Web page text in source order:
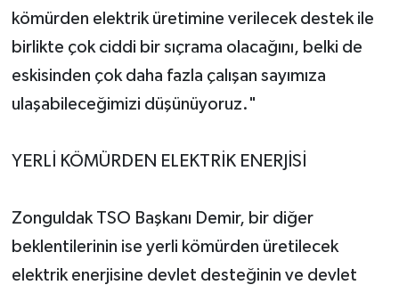
kömürden elektrik üretimine verilecek destek ile
birlikte çok ciddi bir sıçrama olacağını, belki de
eskisinden çok daha fazla çalışan sayımıza
ulaşabileceğimizi düşünüyoruz."
YERLİ KÖMÜRDEN ELEKTRİK ENERJİSİ
Zonguldak TSO Başkanı Demir, bir diğer
beklentilerinin ise yerli kömürden üretilecek
elektrik enerjisine devlet desteğinin ve devlet